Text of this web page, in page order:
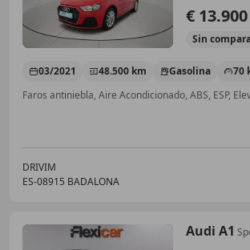
€ 13.900
Sin
03/2021 48.500 km Gasolina
70
DRIVIM
ES-08915 BADALONA
Audi A1